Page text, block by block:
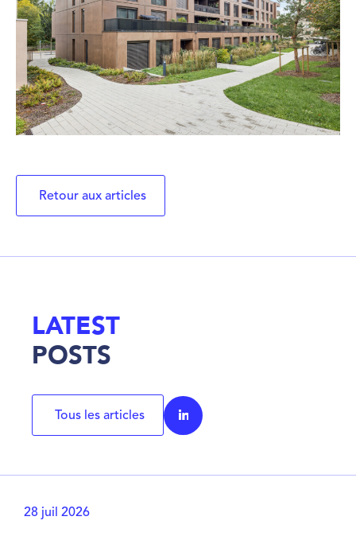
Retour aux articles
LATEST
POSTS
Tous les articles
28 juil 2026